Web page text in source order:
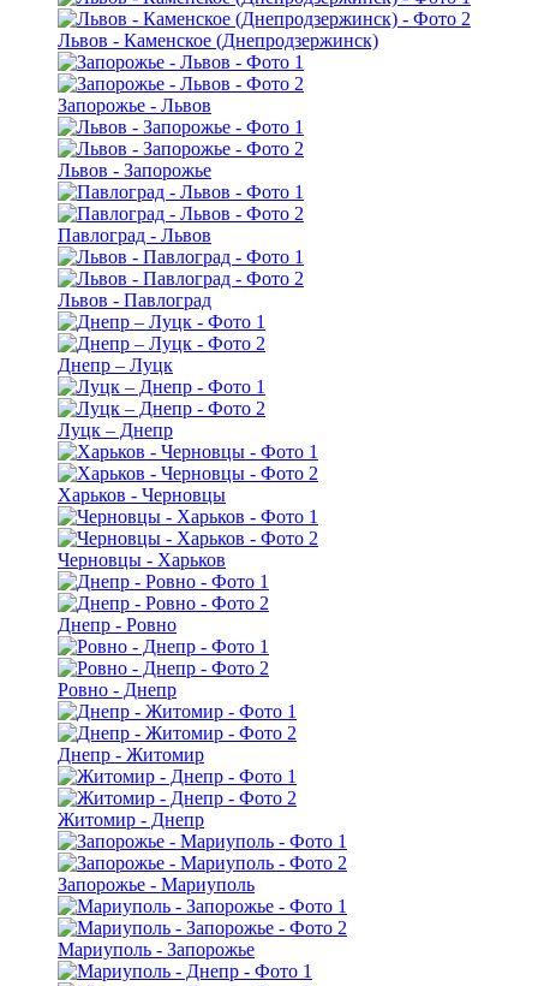
Львов - Каменское (Днепродзержинск)
Запорожье - Львов
Львов - Запорожье
Павлоград - Львов
Львов - Павлоград
Днепр – Луцк
Луцк – Днепр
Харьков - Черновцы
Черновцы - Харьков
Днепр - Ровно
Ровно - Днепр
Днепр - Житомир
Житомир - Днепр
Запорожье - Мариуполь
Мариуполь - Запорожье